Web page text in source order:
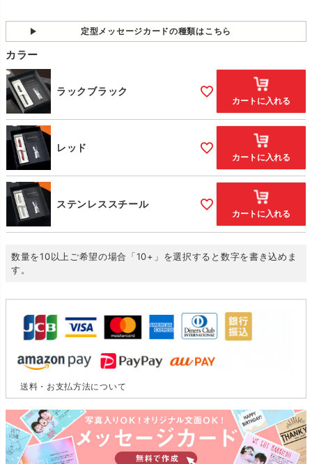
定型メッセージカードの種類はこちら
カラー
ラックブラック
カートに入れる
レッド
カートに入れる
ステンレススチール
カートに入れる
数量を10以上ご希望の場合「10+」を選択すると数字を書き込めま
す。
送料・お支払方法について